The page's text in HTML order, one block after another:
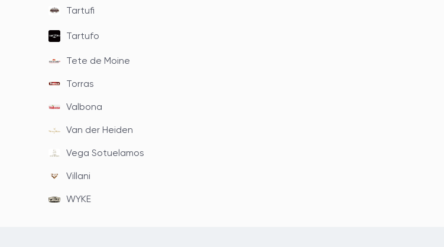
Tartufi
Tartufo
Tete de Moine
Torras
Valbona
Van der Heiden
Vega Sotuelamos
Villani
WYKE